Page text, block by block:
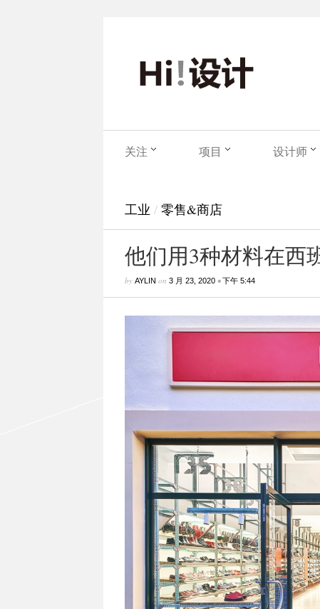
关注 项目 设计师
工业 / 零售&商店
他们用3种材料在西
by AYLIN on 3 月 23, 2020•下午 5:44